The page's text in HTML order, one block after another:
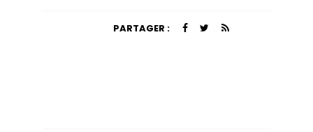
PARTAGER :